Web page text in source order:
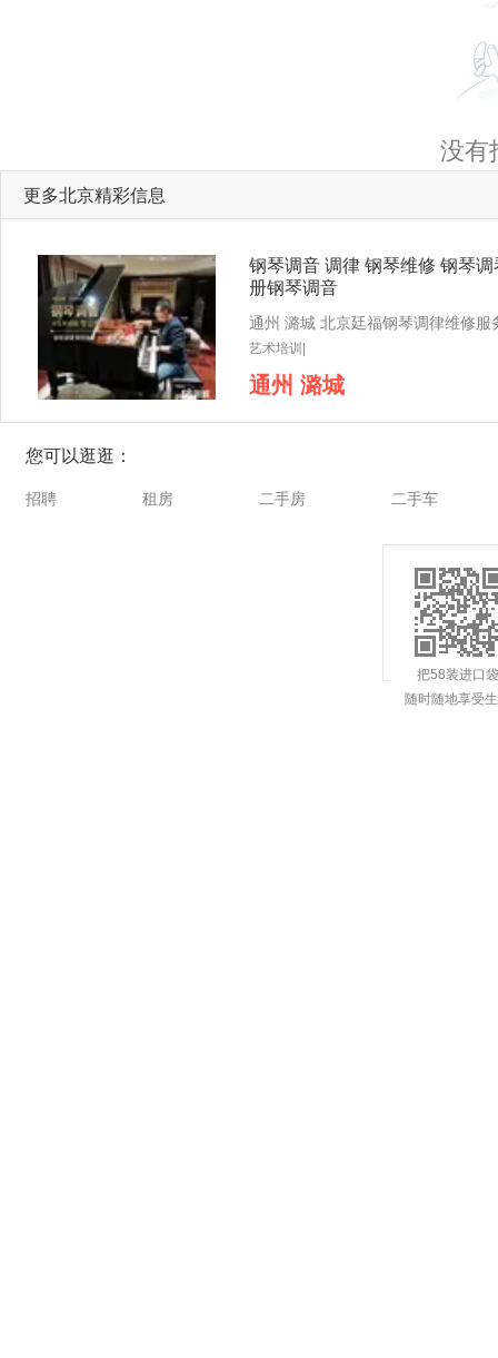
没有
更多北京精彩信息
钢琴调音 调律 钢琴维修 钢琴调
册钢琴调音
艺术培训|
通州 潞城
您可以逛逛：
招聘 租房 二手房 二手车
把58装进口袋
随时随地享受